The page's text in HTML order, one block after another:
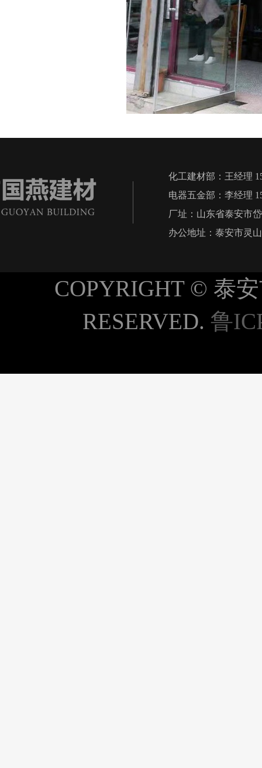
化工建材部：王经理
电器五金部：李经理
厂址：山东省泰安市
办公地址：泰安市灵
COPYRIGHT © 泰
RESERVED. 鲁